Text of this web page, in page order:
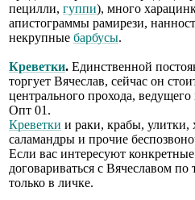
пецилли, гуппи), много
апистограммы рамирези,
некрупные барбусы.
Креветки. Единственной
торгует Вячеслав, сейчас он
центрального прохода,
Опт 01.
Креветки и раки, крабы,
саламандры и прочие
Если вас интересуют
договариваться с Вячеславом
только в личке.